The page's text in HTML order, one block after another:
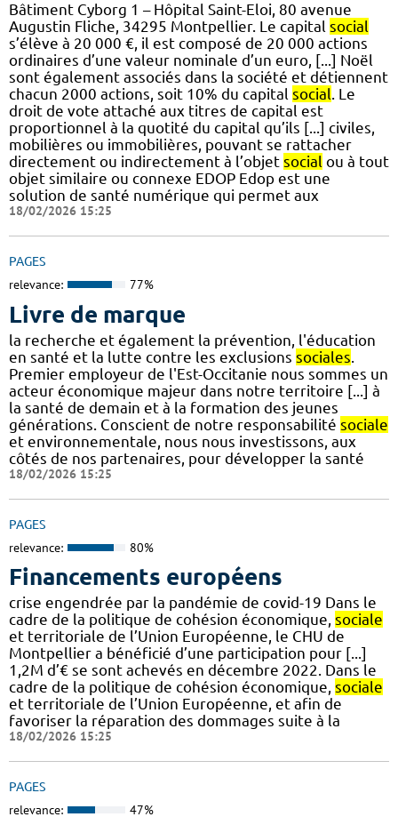
Bâtiment Cyborg 1 – Hôpital Saint-Eloi, 80 avenue
Augustin Fliche, 34295 Montpellier. Le capital social
s’élève à 20 000 €, il est composé de 20 000 actions
ordinaires d’une valeur nominale d’un euro, [...] Noël
sont également associés dans la société et détiennent
chacun 2000 actions, soit 10% du capital social. Le
droit de vote attaché aux titres de capital est
proportionnel à la quotité du capital qu’ils [...] civiles,
mobilières ou immobilières, pouvant se rattacher
directement ou indirectement à l’objet social ou à tout
objet similaire ou connexe EDOP Edop est une
solution de santé numérique qui permet aux
18/02/2026 15:25
PAGES
relevance: 77%
Livre de marque
la recherche et également la prévention, l'éducation
en santé et la lutte contre les exclusions sociales
Premier employeur de l'Est-Occitanie nous sommes un
acteur économique majeur dans notre territoire [...] à
la santé de demain et à la formation des jeunes
générations. Conscient de notre responsabilité sociale
et environnementale, nous nous investissons, aux
côtés de nos partenaires, pour développer la santé
18/02/2026 15:25
PAGES
relevance: 80%
Financements européens
crise engendrée par la pandémie de covid-19 Dans le
cadre de la politique de cohésion économique, sociale
et territoriale de l’Union Européenne, le CHU de
Montpellier a bénéficié d’une participation pour [...]
1,2M d’€ se sont achevés en décembre 2022. Dans le
cadre de la politique de cohésion économique, sociale
et territoriale de l’Union Européenne, et afin de
favoriser la réparation des dommages suite à la
18/02/2026 15:25
PAGES
relevance: 47%